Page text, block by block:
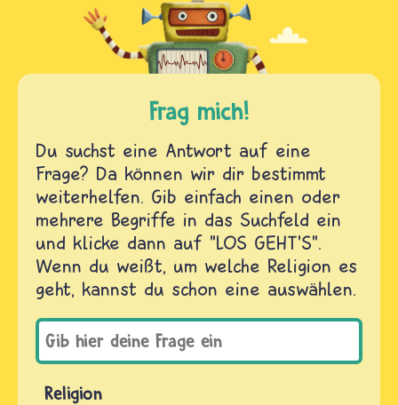
Frag mich!
Du suchst eine Antwort auf eine
Frage? Da können wir dir bestimmt
weiterhelfen. Gib einfach einen oder
mehrere Begriffe in das Suchfeld ein
und klicke dann auf "LOS GEHT'S".
Wenn du weißt, um welche Religion es
geht, kannst du schon eine auswählen.
Religion